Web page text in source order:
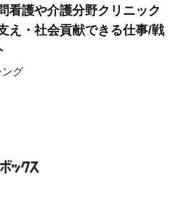
看護や介護分野クリニック
え・社会貢献できる仕事/戦
グ